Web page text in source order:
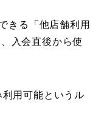
きる「他店舗利用
入会直後から使
用可能というル